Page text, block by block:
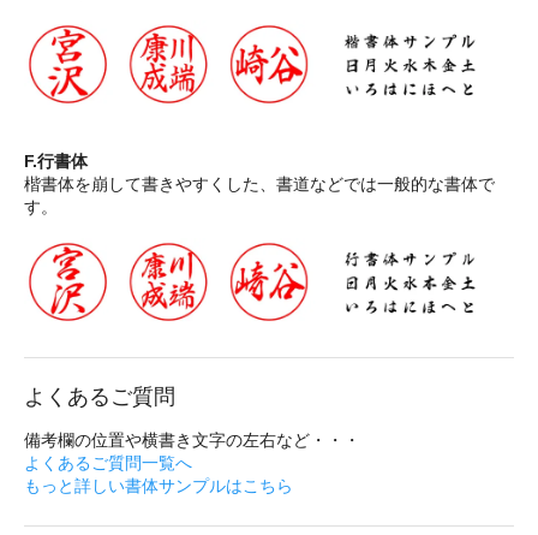
F.行書体
楷書体を崩して書きやすくした、書道などでは一般的な書体で
す。
よくあるご質問
備考欄の位置や横書き文字の左右など・・・
よくあるご質問一覧へ
もっと詳しい書体サンプルはこちら